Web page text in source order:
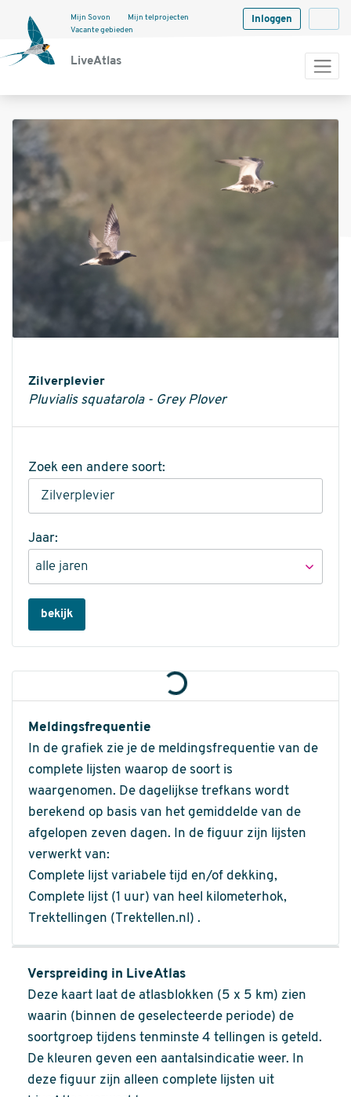
LiveAtlas
Mijn Sovon
Mijn telprojecten
Vacante gebieden
Inloggen
Zilverplevier
Pluvialis squatarola - Grey Plover
Zoek een andere soort:
Jaar:
bekijk
Meldingsfrequentie
In de grafiek zie je de meldingsfrequentie van de
complete lijsten waarop de soort is
waargenomen. De dagelijkse trefkans wordt
berekend op basis van het gemiddelde van de
afgelopen zeven dagen. In de figuur zijn lijsten
verwerkt van:
Complete lijst variabele tijd en/of dekking,
Complete lijst (1 uur) van heel kilometerhok,
Trektellingen (Trektellen.nl) .
Verspreiding in LiveAtlas
Deze kaart laat de atlasblokken (5 x 5 km) zien
waarin (binnen de geselecteerde periode) de
soortgroep tijdens tenminste 4 tellingen is geteld.
De kleuren geven een aantalsindicatie weer. In
deze figuur zijn alleen complete lijsten uit